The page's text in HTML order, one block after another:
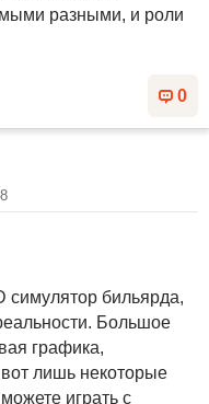
разными, и роли
0
бильярда,
Большое
графика,
лишь некоторые
играть с